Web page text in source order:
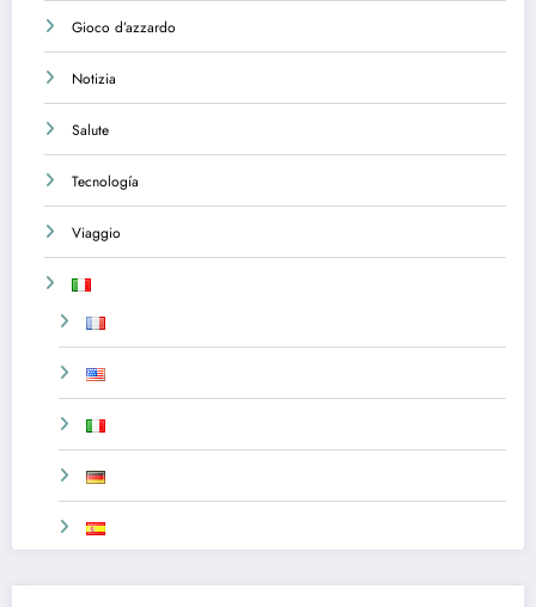
Gioco d’azzardo
Notizia
Salute
Tecnología
Viaggio